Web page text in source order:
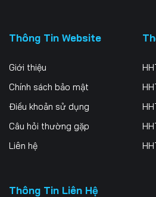
Thông Tin Website
Giới thiệu
Chính sách bảo mật
Điều khoản sử dụng
Câu hỏi thường gặp
Liên hệ
Thông Tin Liên Hệ